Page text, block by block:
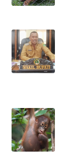
TENTANG
KAMI
PEDOMAN
REDAKSI
KARIR